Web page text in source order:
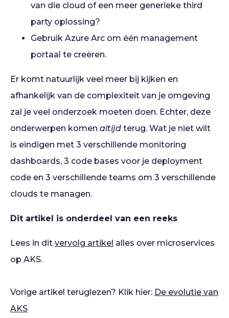
van die cloud of een meer generieke third
party oplossing?
Gebruik Azure Arc om één management
portaal te creëren.
Er komt natuurlijk veel meer bij kijken en
afhankelijk van de complexiteit van je omgeving
zal je veel onderzoek moeten doen. Echter, deze
onderwerpen komen altijd terug. Wat je niet wilt
is eindigen met 3 verschillende monitoring
dashboards, 3 code bases voor je deployment
code en 3 verschillende teams om 3 verschillende
clouds te managen.
Dit artikel is onderdeel van een reeks
Lees in dit vervolg artikel alles over microservices
op AKS.
Vorige artikel teruglezen? Klik hier: De evolutie van
AKS